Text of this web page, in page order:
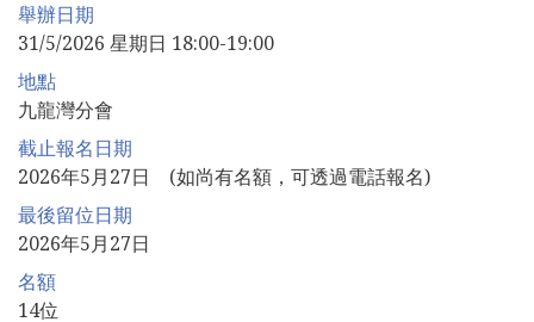
舉辦日期
31/5/2026 星期日 18:00-19:00
地點
九龍灣分會
截止報名日期
2026年5月27日 (如尚有名額，可透過電話報名)
最後留位日期
2026年5月27日
名額
14位